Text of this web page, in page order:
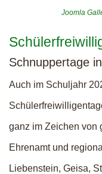
Joomla
Schnuppertage
Auch im Schuljahr
ganz im Zeichen von
Ehrenamt und
Liebenstein, Geisa,